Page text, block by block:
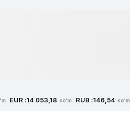
EUR :14 053,18 so'm RUB :146,54 so'm